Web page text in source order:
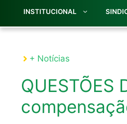
INSTITUCIONAL
+ Notícias
QUESTÕES